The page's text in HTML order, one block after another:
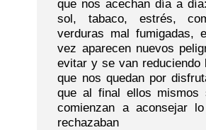
que nos acechan día a
sol, tabaco, estrés,
verduras mal fumigadas,
vez aparecen nuevos
evitar y se van reduciendo
que nos quedan por
que al final ellos mismos
comienzan a aconsejar
rechazaban